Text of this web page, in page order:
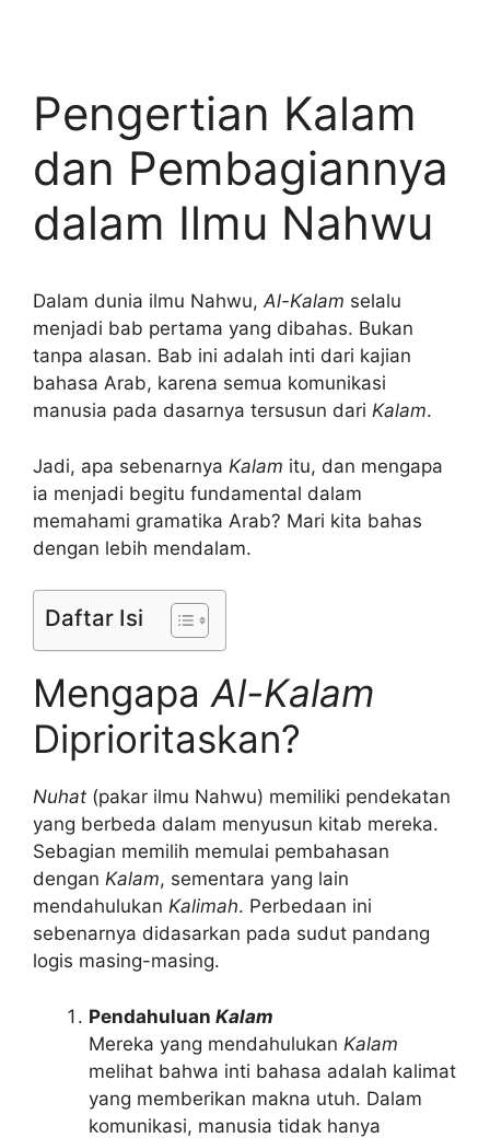
Pengertian Kalam
dan Pembagiannya
dalam Ilmu Nahwu
Dalam dunia ilmu Nahwu,Al-Kalam selalu
menjadi bab pertama yang dibahas. Bukan
tanpa alasan. Bab ini adalah inti dari kajian
bahasa Arab, karena semua komunikasi
manusia pada dasarnya tersusun dari Kalam.
Jadi, apa sebenarnya Kalam itu, dan mengapa
ia menjadi begitu fundamental dalam
memahami gramatika Arab? Mari kita bahas
dengan lebih mendalam.
Daftar Isi
Mengapa Al-Kalam
Diprioritaskan?
Nuhat (pakar ilmu Nahwu) memiliki pendekatan
yang berbeda dalam menyusun kitab mereka.
Sebagian memilih memulai pembahasan
dengan Kalam, sementara yang lain
mendahulukan Kalimah. Perbedaan ini
sebenarnya didasarkan pada sudut pandang
logis masing-masing.
Pendahuluan Kalam
Mereka yang mendahulukan Kalam
melihat bahwa inti bahasa adalah kalimat
yang memberikan makna utuh. Dalam
komunikasi, manusia tidak hanya